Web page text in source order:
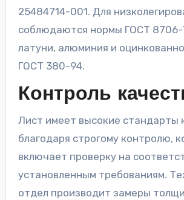
25484714-001. Для
соблюдаются нормы ГОСТ 8706-
латуни, алюминия и
ГОСТ 380-94.
Контроль
Лист имеет высокие стандарты
благодаря строгому контролю,
включает проверку на
установленным требованиям.
отдел производит замеры